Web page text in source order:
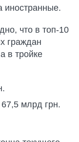
иностранные.
что в топ-10
граждан
в тройке
млрд грн.